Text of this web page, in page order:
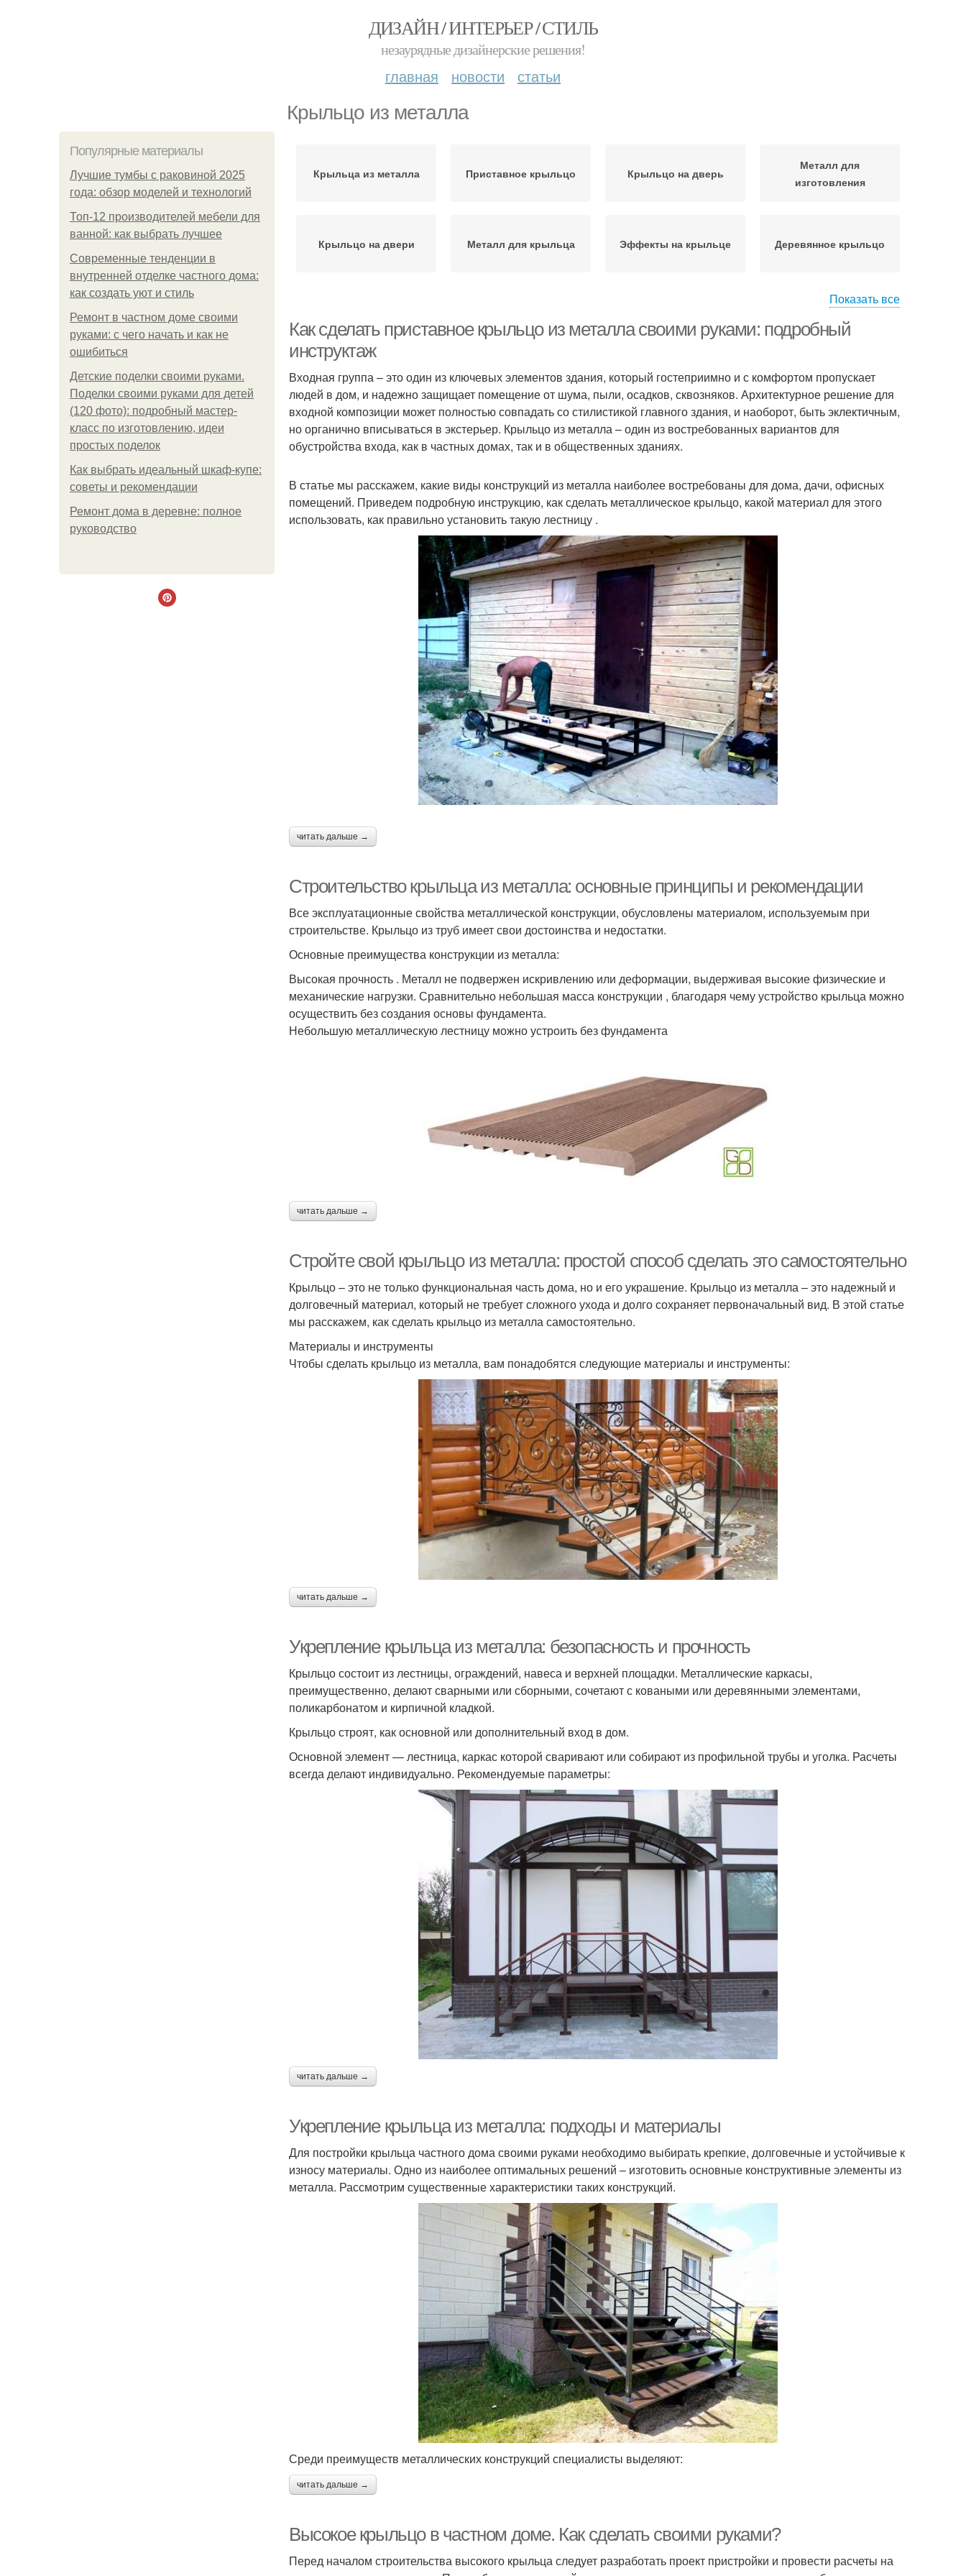
ДИЗАЙН / ИНТЕРЬЕР / СТИЛЬ
незаурядные дизайнерские решения!
главная новости статьи
Крыльцо из металла
Популярные материалы
Лучшие тумбы с раковиной 2025
года: обзор моделей и технологий
Топ-12 производителей мебели для
ванной: как выбрать лучшее
Современные тенденции в
внутренней отделке частного дома:
как создать уют и стиль
Ремонт в частном доме своими
руками: с чего начать и как не
ошибиться
Детские поделки своими руками.
Поделки своими руками для детей
(120 фото): подробный мастер-
класс по изготовлению, идеи
простых поделок
Как выбрать идеальный шкаф-купе:
советы и рекомендации
Ремонт дома в деревне: полное
руководство
Крыльца из металла Приставное крыльцо Крыльцо на дверь
Металл для
изготовления
Крыльцо на двери Металл для крыльца Эффекты на крыльце Деревянное крыльцо
доме
Дом с высоким
крыльцом
Крыльцо перед входом Входное крыльцо Фундамент для крыльца Крыльцо из дерева
Крыльцо из бетона Крыльца из бревен Крыльцо с навесом
Крыльцо из кирпича
Металлическое
крыльцо
крыльцо
Фундаменты под
крыльцо
Крыльцо без
фундамента
деревянное крыльцо
Основание для крыльца Опалубка под крыльцо
Крыльцо к дому Круглое крыльцо Полукруглое крыльцо
Крыльца к дому Козырек над крыльцом Плитки для крыльца
Показать все
Как сделать приставное крыльцо из металла своими руками: подробный
инструктаж
Входная группа – это один из ключевых элементов здания, который гостеприимно и с комфортом пропускает
людей в дом, и надежно защищает помещение от шума, пыли, осадков, сквозняков. Архитектурное решение для
входной композиции может полностью совпадать со стилистикой главного здания, и наоборот, быть эклектичным,
но органично вписываться в экстерьер. Крыльцо из металла – один из востребованных вариантов для
обустройства входа, как в частных домах, так и в общественных зданиях.
В статье мы расскажем, какие виды конструкций из металла наиболее востребованы для дома, дачи, офисных
помещений. Приведем подробную инструкцию, как сделать металлическое крыльцо, какой материал для этого
использовать, как правильно установить такую лестницу .
читать дальше →
Строительство крыльца из металла: основные принципы и рекомендации
Все эксплуатационные свойства металлической конструкции, обусловлены материалом, используемым при
строительстве. Крыльцо из труб имеет свои достоинства и недостатки.
Основные преимущества конструкции из металла:
Высокая прочность . Металл не подвержен искривлению или деформации, выдерживая высокие физические и
механические нагрузки. Сравнительно небольшая масса конструкции , благодаря чему устройство крыльца можно
осуществить без создания основы фундамента.
Небольшую металлическую лестницу можно устроить без фундамента
читать дальше →
Стройте свой крыльцо из металла: простой способ сделать это самостоятельно
Крыльцо – это не только функциональная часть дома, но и его украшение. Крыльцо из металла – это надежный и
долговечный материал, который не требует сложного ухода и долго сохраняет первоначальный вид. В этой статье
мы расскажем, как сделать крыльцо из металла самостоятельно.
Материалы и инструменты
Чтобы сделать крыльцо из металла, вам понадобятся следующие материалы и инструменты:
читать дальше →
Укрепление крыльца из металла: безопасность и прочность
Крыльцо состоит из лестницы, ограждений, навеса и верхней площадки. Металлические каркасы,
преимущественно, делают сварными или сборными, сочетают с коваными или деревянными элементами,
поликарбонатом и кирпичной кладкой.
Крыльцо строят, как основной или дополнительный вход в дом.
Основной элемент — лестница, каркас которой сваривают или собирают из профильной трубы и уголка. Расчеты
всегда делают индивидуально. Рекомендуемые параметры:
читать дальше →
Укрепление крыльца из металла: подходы и материалы
Для постройки крыльца частного дома своими руками необходимо выбирать крепкие, долговечные и устойчивые к
износу материалы. Одно из наиболее оптимальных решений – изготовить основные конструктивные элементы из
металла. Рассмотрим существенные характеристики таких конструкций.
Среди преимуществ металлических конструкций специалисты выделяют:
читать дальше →
Высокое крыльцо в частном доме. Как сделать своими руками?
Перед началом строительства высокого крыльца следует разработать проект пристройки и провести расчеты на